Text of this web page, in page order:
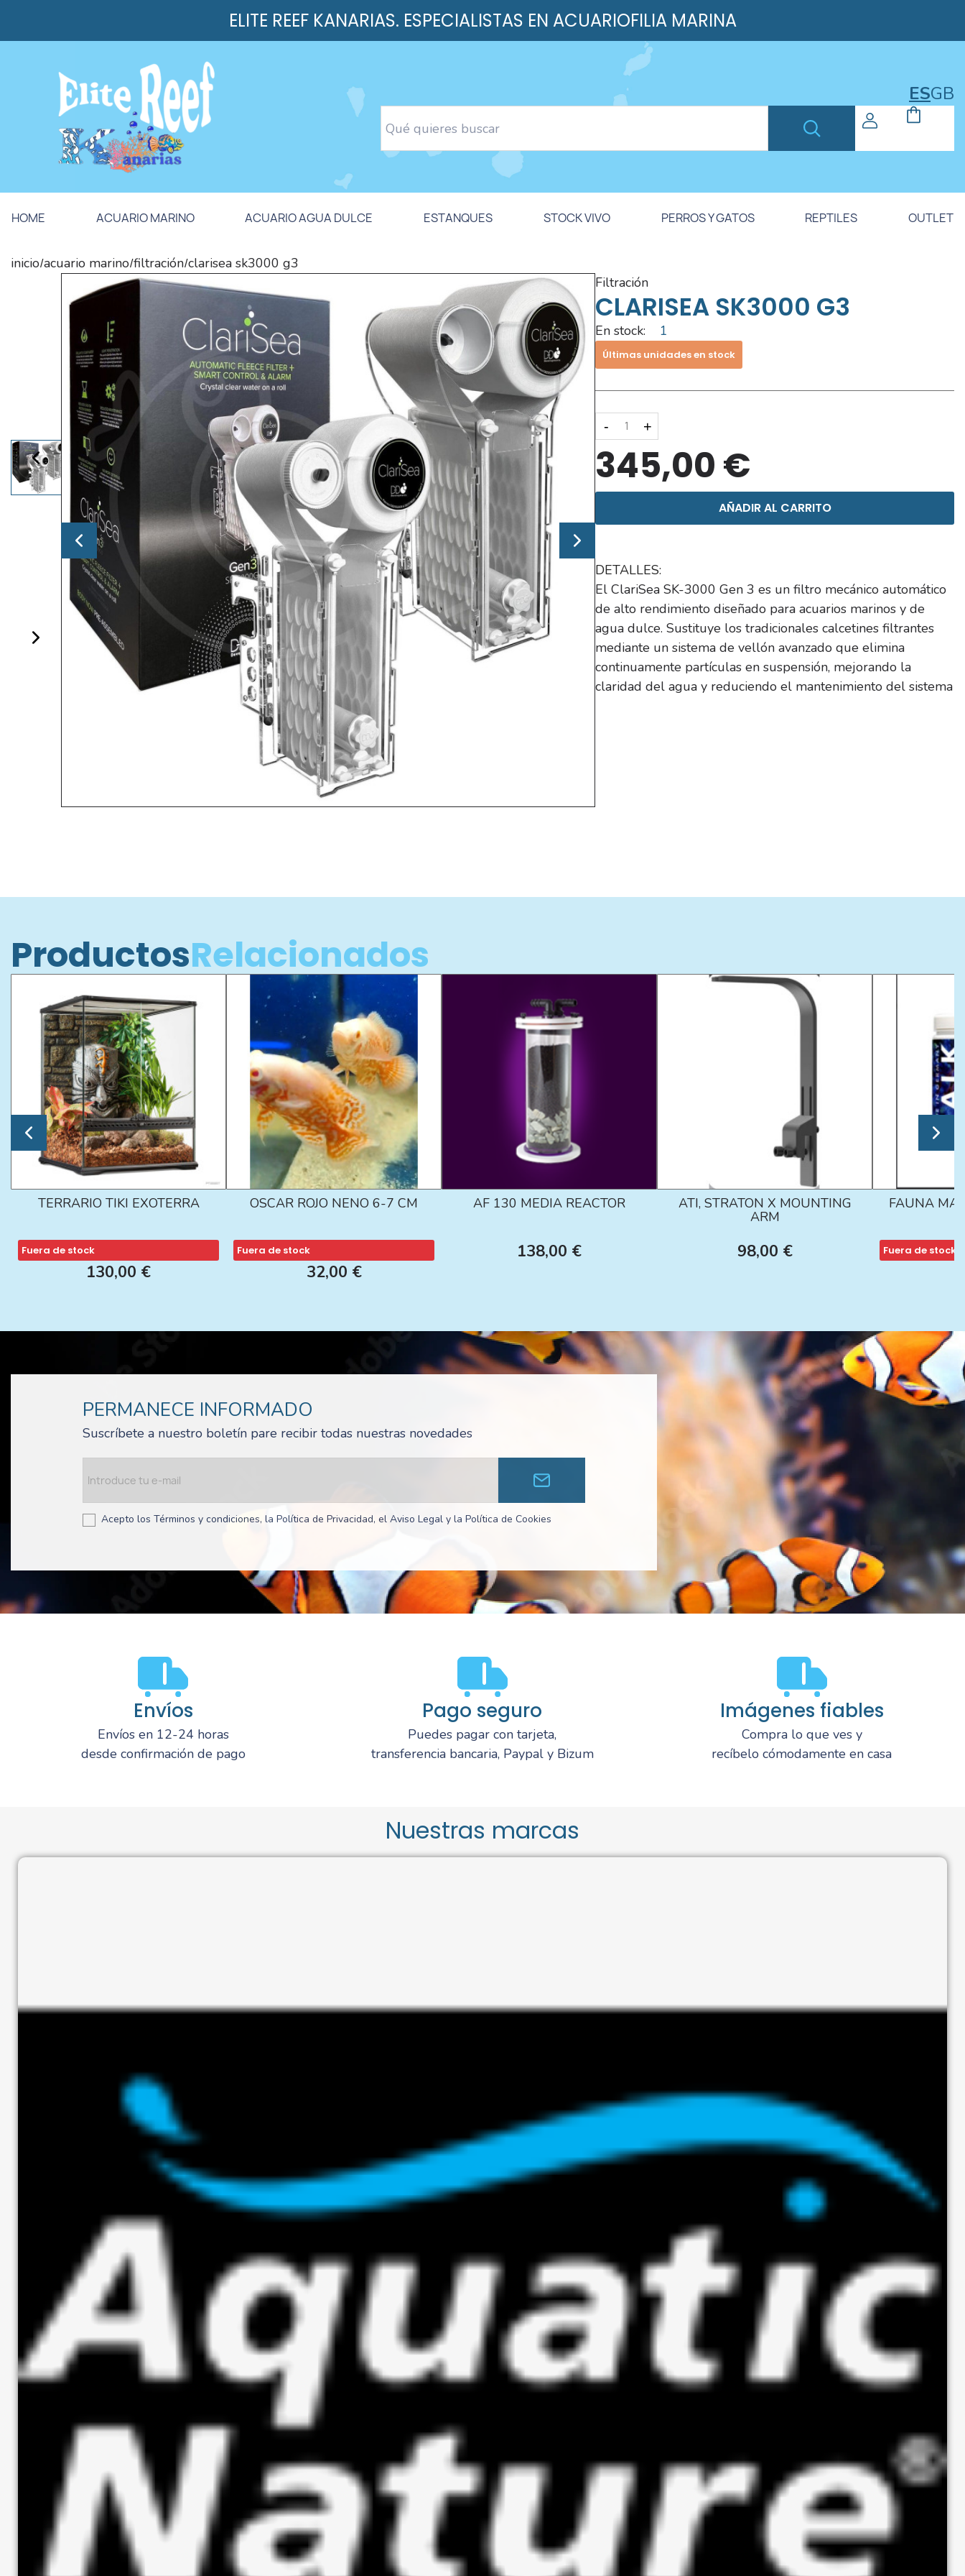
ELITE REEF KANARIAS. ESPECIALISTAS EN ACUARIOFILIA MARINA
ESGB
HOME ACUARIO MARINO ACUARIO AGUA DULCE ESTANQUES STOCK VIVO PERROS Y GATOS REPTILES OUTLET
inicio/acuario marino/filtración/clarisea sk3000 g3
filtración
CLARISEA SK3000 G3
En stock: 1
Últimas unidades en stock
- +
345,00 €
AÑADIR AL CARRITO
DETALLES:
El ClariSea SK-3000 Gen 3 es un filtro mecánico automático
de alto rendimiento diseñado para acuarios marinos y de
agua dulce. Sustituye los tradicionales calcetines filtrantes
mediante un sistema de vellón avanzado que elimina
continuamente partículas en suspensión, mejorando la
claridad del agua y reduciendo el mantenimiento del sistema
ProductosRelacionados
TERRARIO TIKI EXOTERRA
Fuera de stock
130,00 €
OSCAR ROJO NENO 6-7 CM
Fuera de stock
32,00 €
AF 130 MEDIA REACTOR
138,00 €
ATI, STRATON X MOUNTING
ARM
98,00 €
FAUNA
Fuera de stock
PERMANECE INFORMADO
Suscríbete a nuestro boletín pare recibir todas nuestras novedades
Acepto los Términos y condiciones, la Política de Privacidad, el Aviso Legal y la Política de Cookies
Envíos
Envíos en 12-24 horas
desde confirmación de pago
Pago seguro
Puedes pagar con tarjeta,
transferencia bancaria, Paypal y Bizum
Imágenes fiables
Compra lo que ves y
recíbelo cómodamente en casa
Nuestras marcas